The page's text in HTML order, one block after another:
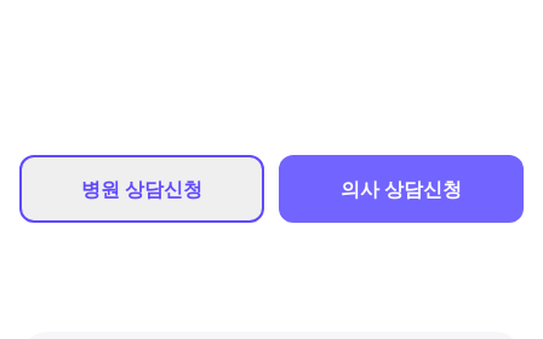
병원 상담신청 의사 상담신청